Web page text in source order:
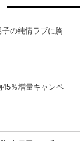
の純情ラブに胸
％増量キャンペ